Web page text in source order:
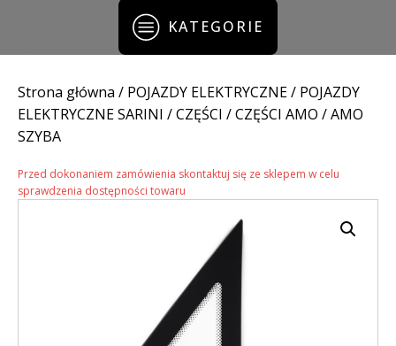
KATEGORIE
Strona główna / POJAZDY ELEKTRYCZNE/ POJAZDY
ELEKTRYCZNE SARINI /CZĘŚCI /CZĘŚCI AMO / AMO
SZYBA
Przed dokonaniem zamówienia skontaktuj się ze sklepem w celu
sprawdzenia dostępności towaru